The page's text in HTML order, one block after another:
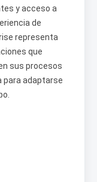
y acceso a
de
representa
que
sus procesos
para adaptarse